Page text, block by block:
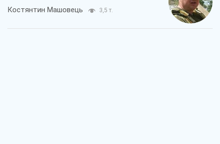
Костянтин Машовець 3,5 т.